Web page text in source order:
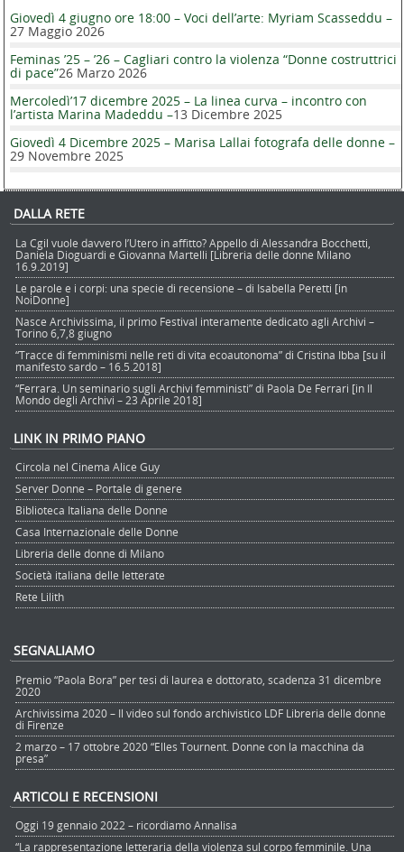
Giovedì 4 giugno ore 18:00 – Voci dell’arte: Myriam Scasseddu –
27 Maggio 2026
Feminas ’25 – ’26 – Cagliari contro la violenza “Donne costruttrici
di pace”26 Marzo 2026
Mercoledì’17 dicembre 2025 – La linea curva – incontro con
l’artista Marina Madeddu –13 Dicembre 2025
Giovedì 4 Dicembre 2025 – Marisa Lallai fotografa delle donne –
29 Novembre 2025
DALLA RETE
La Cgil vuole davvero l’Utero in affitto? Appello di Alessandra Bocchetti,
Daniela Dioguardi e Giovanna Martelli [Libreria delle donne Milano
16.9.2019]
Le parole e i corpi: una specie di recensione – di Isabella Peretti [in
NoiDonne]
Nasce Archivissima, il primo Festival interamente dedicato agli Archivi –
Torino 6,7,8 giugno
“Tracce di femminismi nelle reti di vita ecoautonoma” di Cristina Ibba [su il
manifesto sardo – 16.5.2018]
“Ferrara. Un seminario sugli Archivi femministi” di Paola De Ferrari [in Il
Mondo degli Archivi – 23 Aprile 2018]
LINK IN PRIMO PIANO
Circola nel Cinema Alice Guy
Server Donne – Portale di genere
Biblioteca Italiana delle Donne
Casa Internazionale delle Donne
Libreria delle donne di Milano
Società italiana delle letterate
Rete Lilith
SEGNALIAMO
Premio “Paola Bora” per tesi di laurea e dottorato, scadenza 31 dicembre
2020
Archivissima 2020 – Il video sul fondo archivistico LDF Libreria delle donne
di Firenze
2 marzo – 17 ottobre 2020 “Elles Tournent. Donne con la macchina da
presa”
ARTICOLI E RECENSIONI
Oggi 19 gennaio 2022 – ricordiamo Annalisa
“La rappresentazione letteraria della violenza sul corpo femminile. Una